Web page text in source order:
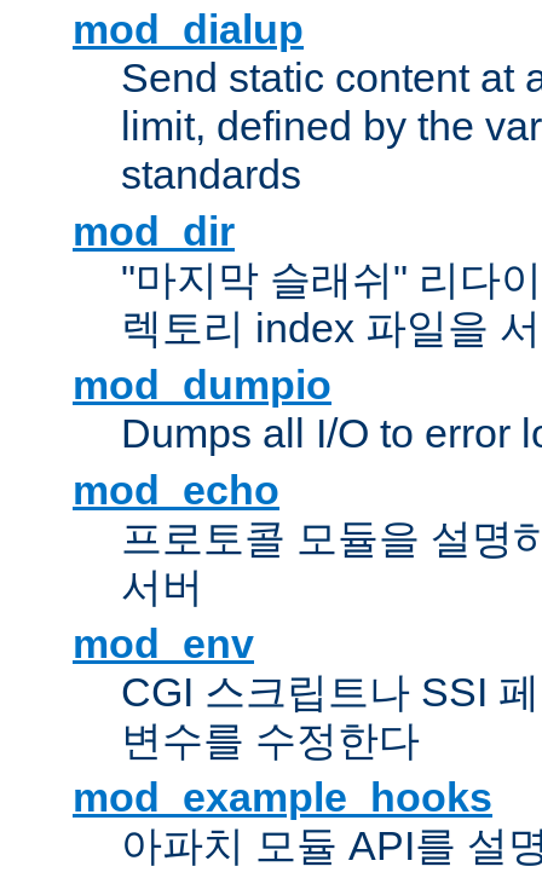
mod_dialup
Send static content at
limit, defined by the
standards
mod_dir
"마지막 슬래쉬" 리다
렉토리 index 파일을
mod_dumpio
Dumps all I/O to error
mod_echo
프로토콜 모듈을 설명
서버
mod_env
CGI 스크립트나 SSI
변수를 수정한다
mod_example_hooks
아파치 모듈 API를 설